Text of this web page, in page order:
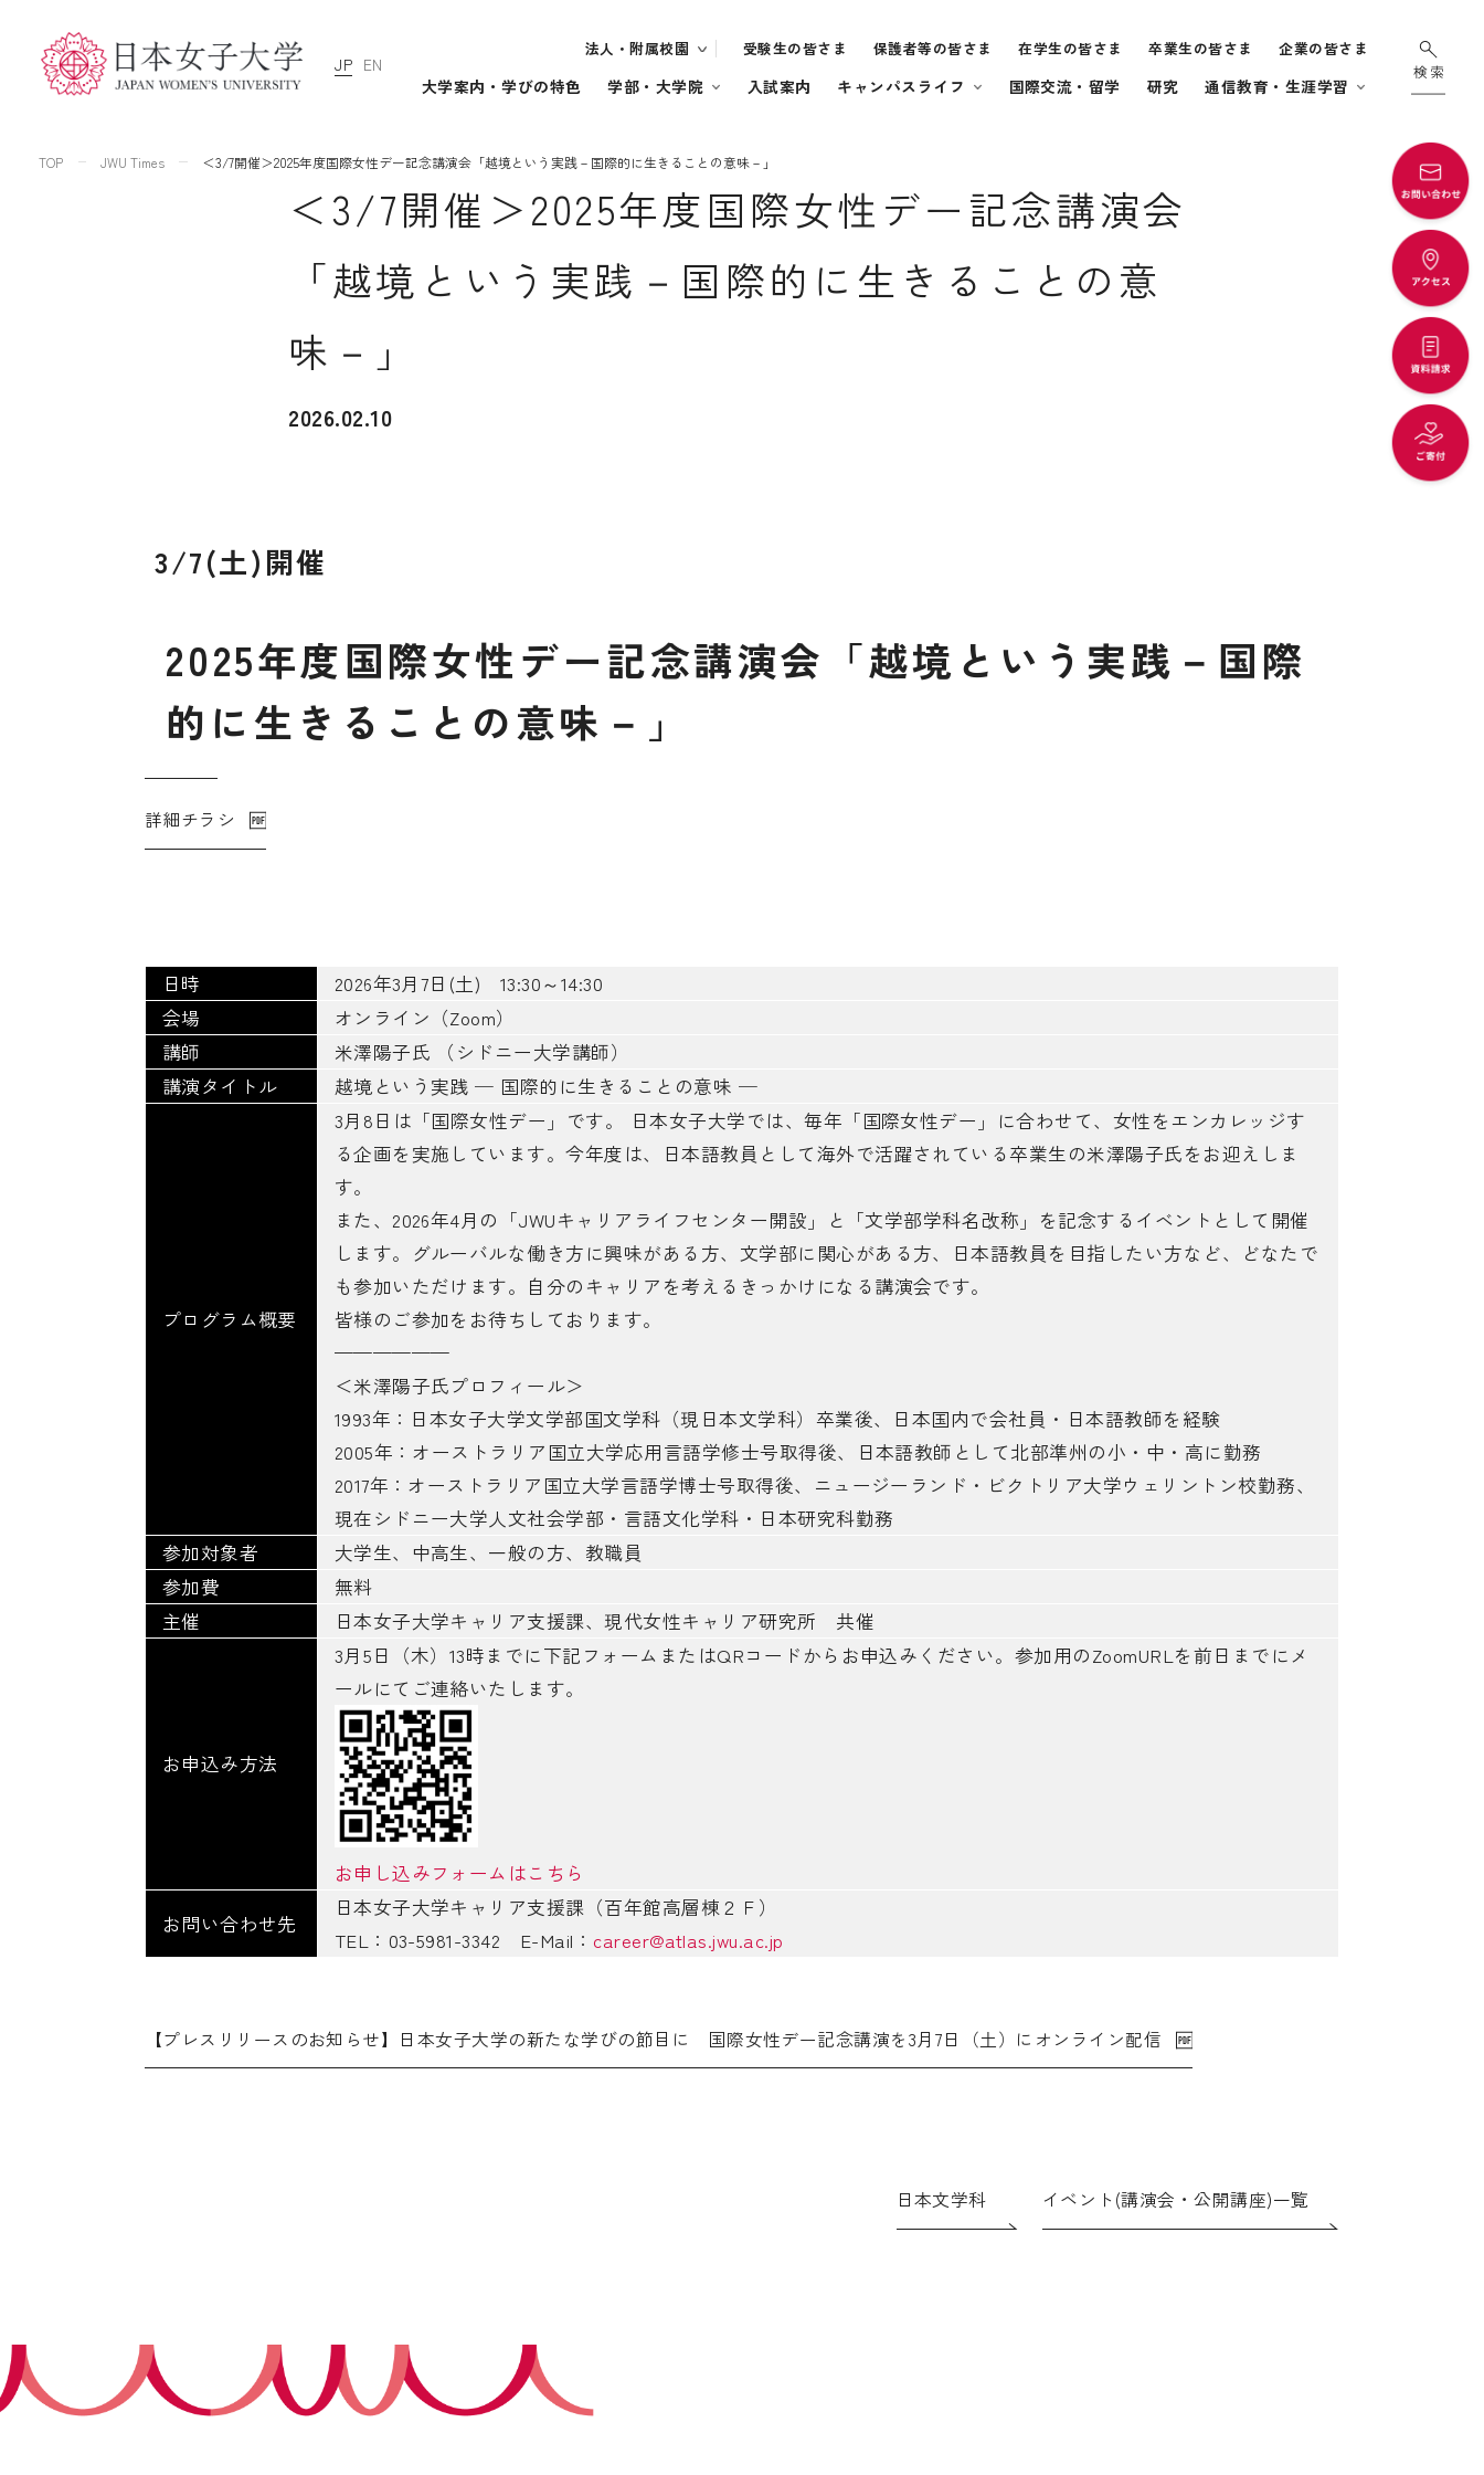
JP EN
法人・附属校園 受験生の皆さま 保護者等の皆さま 在学生の皆さま 卒業生の皆さま 企業の皆さま
大学案内・学びの特色 学部・大学院 入試案内 キャンパスライフ 国際交流・留学 研究 通信教育・生涯学習
TOP JWU Times ＜3/7開催＞2025年度国際女性デー記念講演会「越境という実践－国際的に生きることの意味－」
＜3/7開催＞2025年度国際女性デー記念講演会
「越境という実践－国際的に生きることの意
味－」
2026.02.10
3/7(土)開催
2025年度国際女性デー記念講演会 「越境と い う 実践 － 国際
的に生き る こ と の意味 － 」
詳細チラシ
日時
2026年3月7日(土) 13:30～14:30
会場
オンライン（Zoom）
講師
米澤陽子氏 （シドニー大学講師）
講演タイトル
越境という実践 ─ 国際的に生きることの意味 ─
プログラム概要
3月8日は「国際女性デー」です。 日本女子大学では、毎年「国際女性デー」に合わせて、女性をエンカレッジす
る企画を実施しています。今年度は、日本語教員として海外で活躍されている卒業生の米澤陽子氏をお迎えしま
す。
また、2026年4月の「JWUキャリアライフセンター開設」と「文学部学科名改称」を記念するイベントとして開催
します。グルーバルな働き方に興味がある方、文学部に関心がある方、日本語教員を目指したい方など、どなたで
も参加いただけます。自分のキャリアを考えるきっかけになる講演会です。
皆様のご参加をお待ちしております。
——————
＜米澤陽子氏プロフィール＞
1993年：日本女子大学文学部国文学科（現日本文学科）卒業後、日本国内で会社員・日本語教師を経験
2005年：オーストラリア国立大学応用言語学修士号取得後、日本語教師として北部準州の小・中・高に勤務
2017年：オーストラリア国立大学言語学博士号取得後、ニュージーランド・ビクトリア大学ウェリントン校勤務、
現在シドニー大学人文社会学部・言語文化学科・日本研究科勤務
参加対象者
大学生、中高生、一般の方、教職員
参加費
無料
主催
日本女子大学キャリア支援課、現代女性キャリア研究所 共催
お申込み方法
3月5日（木）13時までに下記フォームまたはQRコードからお申込みください。参加用のZoomURLを前日までにメ
ールにてご連絡いたします。
お申し込みフォームはこちら
お問い合わせ先
日本女子大学キャリア支援課（百年館高層棟２Ｆ）
TEL：03-5981-3342 E-Mail： career@atlas.jwu.ac.jp
【プレスリリースのお知らせ】日本女子大学の新たな学びの節目に 国際女性デー記念講演を3月7日（土）にオンライン配信
日本文学科 イベント(講演会・公開講座)一覧